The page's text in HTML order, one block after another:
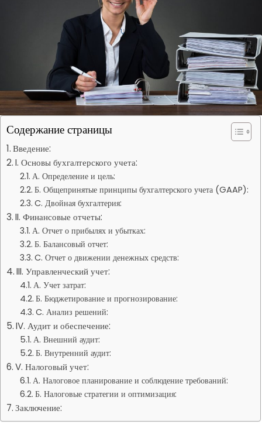
Содержание страницы
Введение:
I. Основы бухгалтерского учета:
А. Определение и цель:
Б. Общепринятые принципы бухгалтерского учета (GAAP):
C. Двойная бухгалтерия:
II. Финансовые отчеты:
А. Отчет о прибылях и убытках:
Б. Балансовый отчет:
C. Отчет о движении денежных средств:
III. Управленческий учет:
А. Учет затрат:
Б. Бюджетирование и прогнозирование:
C. Анализ решений:
IV. Аудит и обеспечение:
А. Внешний аудит:
Б. Внутренний аудит:
V. Налоговый учет:
А. Налоговое планирование и соблюдение требований:
Б. Налоговые стратегии и оптимизация:
Заключение: